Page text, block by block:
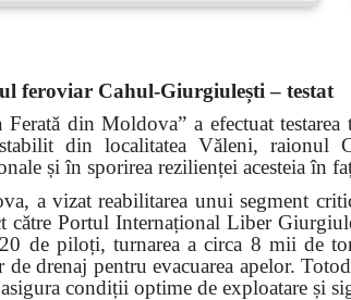
feroviar Cahul-Giurgiulești – testat
din Moldova” a efectuat
din localitatea Văleni, raionul
și în sporirea rezilienței acesteia în
a vizat reabilitarea unui segment
către Portul Internațional Liber
de piloți, turnarea a circa 8 mii de
drenaj pentru evacuarea apelor.
condiții optime de exploatare și